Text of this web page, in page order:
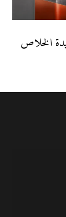
الخلاص